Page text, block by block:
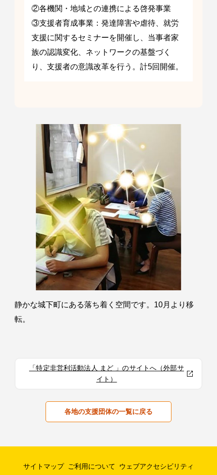
②各機関・地域との連携による啓発事業
③支援者育成事業：発達障害や虐待、就労
支援に関するセミナーを開催し、当事者家
族の認識変化、ネットワークの基盤づく
り、支援者の意識改革を行う。計5回開催。
静かな城下町にある落ち着く空間です。10月より移
転。
「特定非営利活動法人 まど 」のサイトへ（外部サ
イト）
各地の支援団体の一覧に戻る
サイトマップ ご利用について ウェブアクセシビリティ